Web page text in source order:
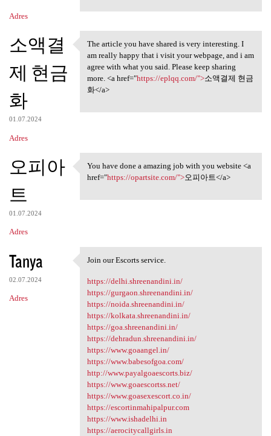
Adres
소액결
제 현금
화
01.07.2024
Adres
The article you have shared
The article you have shared is very interesting. I
am really happy that i visit your webpage, and i am
agree with what you said. Please keep sharing
more. <a href="https://eplqq.com/">소액결제 현금
화</a>
오피아
트
01.07.2024
Adres
You have done a amazing job
You have done a amazing job with you website <a
href="https://opartsite.com/">오피아트</a>
Tanya
02.07.2024
Adres
Join our Escorts service.
Join our Escorts service.
https://delhi.shreenandini.in/
https://gurgaon.shreenandini.in/
https://noida.shreenandini.in/
https://kolkata.shreenandini.in/
https://goa.shreenandini.in/
https://dehradun.shreenandini.in/
https://www.goaangel.in/
https://www.babesofgoa.com/
http://www.payalgoaescorts.biz/
https://www.goaescortss.net/
https://www.goasexescort.co.in/
https://escortinmahipalpur.com
https://www.ishadelhi.in
https://aerocitycallgirls.in